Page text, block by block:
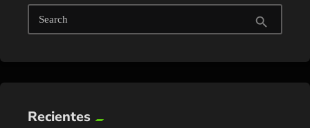
Search search
Recientes